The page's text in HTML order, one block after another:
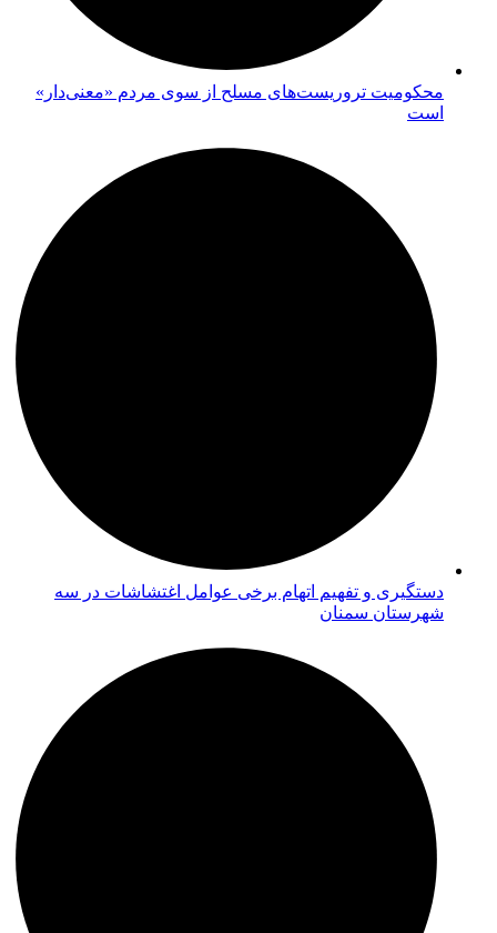
محکومیت تروریست‌های مسلح از سوی مردم «معنی‌دار»
است
دستگیری و تفهیم اتهام برخی عوامل اغتشاشات در سه
شهرستان سمنان